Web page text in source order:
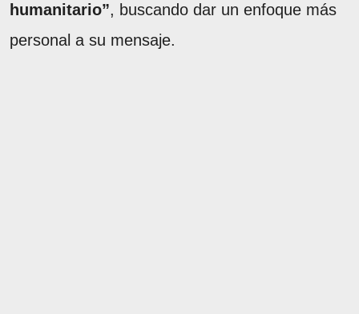
humanitario”, buscando dar un enfoque más
personal a su mensaje.